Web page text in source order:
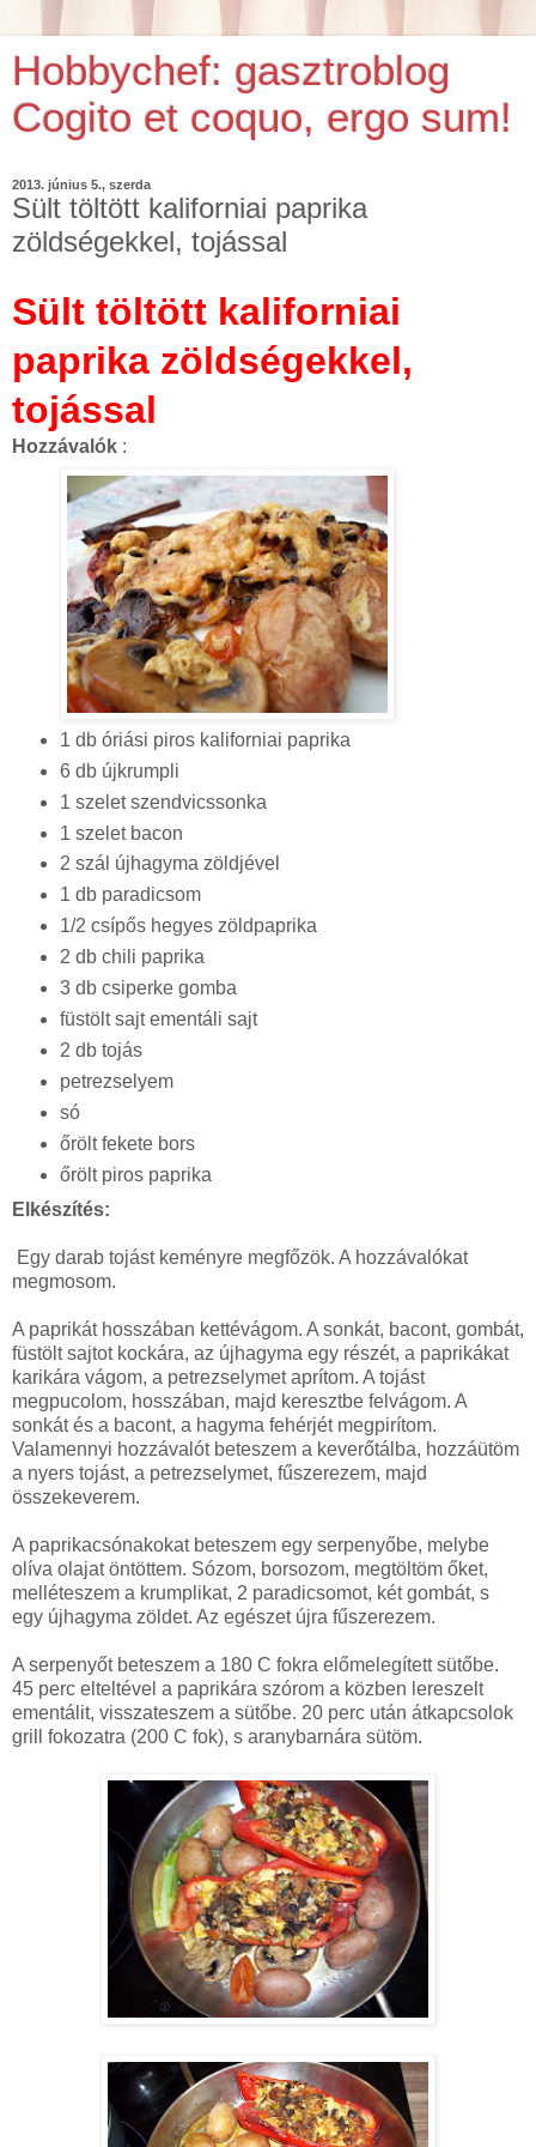
Hobbychef: gasztroblog
Cogito et coquo, ergo sum!
2013. június 5., szerda
Sült töltött kaliforniai paprika
zöldségekkel, tojással
Sült töltött kaliforniai
paprika zöldségekkel,
tojással
Hozzávalók :
1 db óriási piros kaliforniai paprika
6 db újkrumpli
1 szelet szendvicssonka
1 szelet bacon
2 szál újhagyma zöldjével
1 db paradicsom
1/2 csípős hegyes zöldpaprika
2 db chili paprika
3 db csiperke gomba
füstölt sajt ementáli sajt
2 db tojás
petrezselyem
só
őrölt fekete bors
őrölt piros paprika
Elkészítés:
Egy darab tojást keményre megfőzök. A hozzávalókat
megmosom.
A paprikát hosszában kettévágom. A sonkát, bacont, gombát,
füstölt sajtot kockára, az újhagyma egy részét, a paprikákat
karikára vágom, a petrezselymet aprítom. A tojást
megpucolom, hosszában, majd keresztbe felvágom. A
sonkát és a bacont, a hagyma fehérjét megpirítom.
Valamennyi hozzávalót beteszem a keverőtálba, hozzáütöm
a nyers tojást, a petrezselymet, fűszerezem, majd
összekeverem.
A paprikacsónakokat beteszem egy serpenyőbe, melybe
olíva olajat öntöttem. Sózom, borsozom, megtöltöm őket,
melléteszem a krumplikat, 2 paradicsomot, két gombát, s
egy újhagyma zöldet. Az egészet újra fűszerezem.
A serpenyőt beteszem a 180 C fokra előmelegített sütőbe.
45 perc elteltével a paprikára szórom a közben lereszelt
ementálit, visszateszem a sütőbe. 20 perc után átkapcsolok
grill fokozatra (200 C fok), s aranybarnára sütöm.